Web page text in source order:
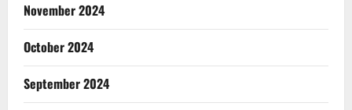
November 2024
October 2024
September 2024